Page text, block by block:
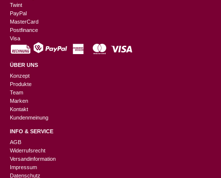
Twint
PayPal
MasterCard
Postfinance
Visa
ÜBER UNS
Konzept
Produkte
Team
Marken
Kontakt
Kundenmeinung
INFO & SERVICE
AGB
Widerrufsrecht
Versandinformation
Impressum
Datenschutz